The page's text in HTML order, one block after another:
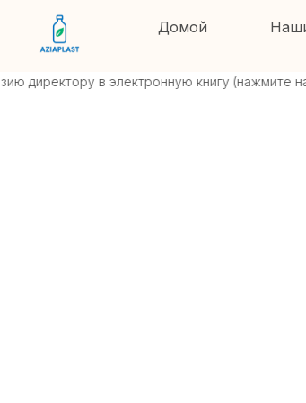
Домой
в электронную книгу (нажмите на